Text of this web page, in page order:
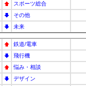
スポーツ総合
その他
未来
鉄道/電車
飛行機
悩み・相談
デザイン